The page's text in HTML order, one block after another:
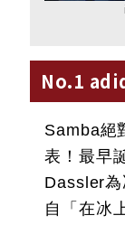
No.1
Samba絕
表！最早
Dassler
自「在冰